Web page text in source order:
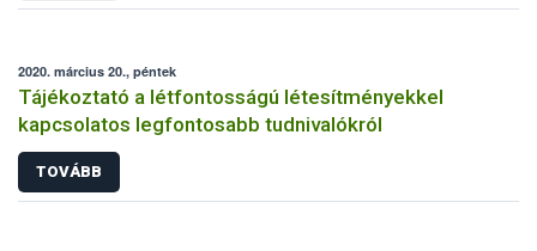
2020. március 20., péntek
Tájékoztató a létfontosságú létesítményekkel
kapcsolatos legfontosabb tudnivalókról
TOVÁBB